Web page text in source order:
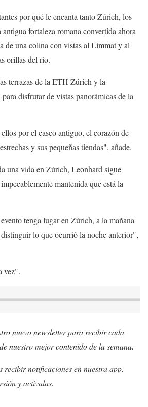
por qué le encanta tanto Zúrich, los
fortaleza romana convertida ahora
de una colina con vistas al Limmat y al
orillas del río.
terrazas de la ETH Zúrich y la
disfrutar de vistas panorámicas de la
por el casco antiguo, el corazón de
y sus pequeñas tiendas", añade.
una vida en Zúrich, Leonhard sigue
mantenida que está la
tenga lugar en Zúrich, a la mañana
lo que ocurrió la noche anterior",
vez".
nuevo newsletter para recibir cada
nuestro mejor contenido de la semana.
recibir notificaciones en nuestra app.
y actívalas.